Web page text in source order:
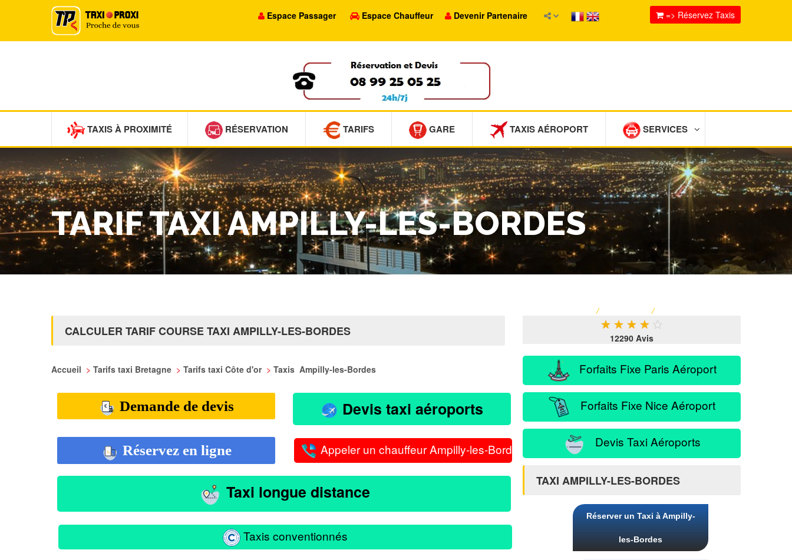
Espace Passager Espace Chauffeur Devenir Partenaire => Réservez Taxis
TAXIS À PROXIMITÉ RÉSERVATION TARIFS GARE TAXIS AÉROPORT SERVICES
TARIF TAXI AMPILLY-LES-BORDES
/ /
CALCULER TARIF COURSE TAXI AMPILLY-LES-BORDES
Accueil > Tarifs taxi Bretagne > Tarifs taxi Côte d'or > Taxis Ampilly-les-Bordes
Demande de devis Devis taxi aéroports
Réservez en ligne Appeler un chauffeur Ampilly-les-Bordes
Taxi longue distance
Taxis conventionnés
★ ★ ★ ★ ★
12290 Avis
Forfaits Fixe Paris Aéroport
Forfaits Fixe Nice Aéroport
Devis Taxi Aéroports
TAXI AMPILLY-LES-BORDES
Réserver un Taxi à Ampilly-
les-Bordes